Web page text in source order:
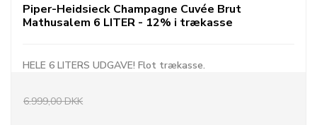
Piper-Heidsieck Champagne Cuvée Brut
Mathusalem 6 LITER - 12% i trækasse
HELE 6 LITERS UDGAVE! Flot trækasse.
6.999,00 DKK